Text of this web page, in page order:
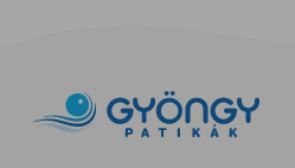
# mogyoró
# ásványi anyagok